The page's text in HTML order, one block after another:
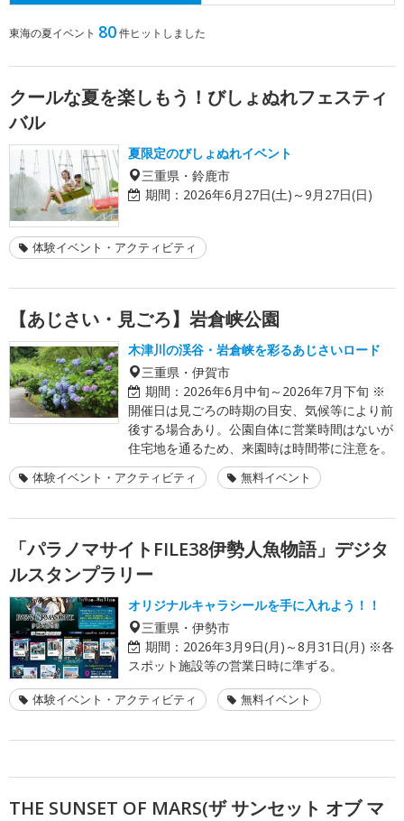
東海の夏イベント 80件ヒットしました
クールな夏を楽しもう！びしょぬれフェスティ
バル
夏限定のびしょぬれイベント
三重県・鈴鹿市
期間： 2026年6月27日(土)～9月27日(日)
体験イベント・アクティビティ
【あじさい・見ごろ】岩倉峡公園
木津川の渓谷・岩倉峡を彩るあじさいロード
三重県・伊賀市
期間： 2026年6月中旬～2026年7月下旬 ※
開催日は見ごろの時期の目安、気候等により前
後する場合あり。公園自体に営業時間はないが
住宅地を通るため、来園時は時間帯に注意を。
体験イベント・アクティビティ 無料イベント
「パラノマサイトFILE38伊勢人魚物語」デジタ
ルスタンプラリー
オリジナルキャラシールを手に入れよう！！
三重県・伊勢市
期間： 2026年3月9日(月)～8月31日(月) ※各
スポット施設等の営業日時に準ずる。
体験イベント・アクティビティ 無料イベント
THE SUNSET OF MARS(ザ サンセット オブ マ